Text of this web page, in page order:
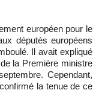
européen pour le
députés européens
Il avait expliqué
la Première ministre
Cependant,
la tenue de ce